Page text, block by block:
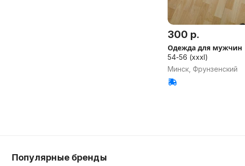
300 р.
Одежда для мужчин
54-56 (xxxl)
Минск, Фрунзенский
Популярные бренды